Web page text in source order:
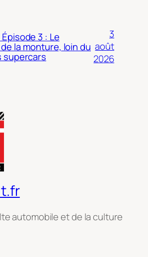
3 : Le
la monture, loin du
supercars
3
août
2026
automobile et de la culture